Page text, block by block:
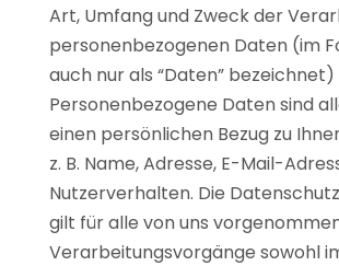
Art, Umfang und Zweck der
personenbezogenen Daten (im
auch nur als “Daten”
Personenbezogene Daten sind
einen persönlichen Bezug zu
z. B. Name, Adresse, E-Mail-
Nutzerverhalten. Die
gilt für alle von uns
Verarbeitungsvorgänge sowohl